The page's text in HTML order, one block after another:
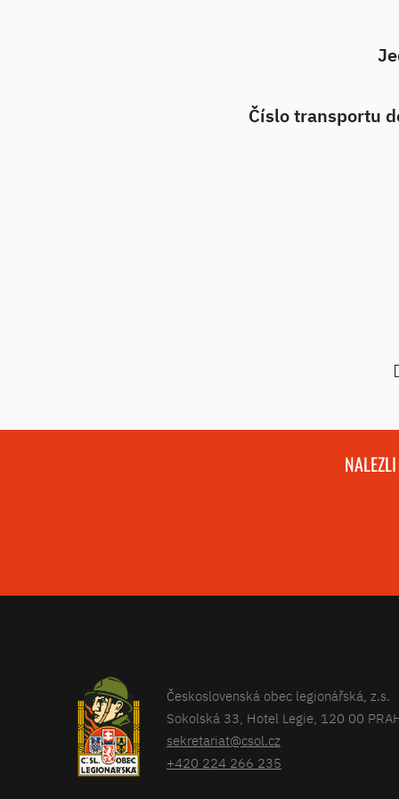
Číslo transportu
Československá obec legionářská, z.s.
Sokolská 33, Hotel Legie, 120 00
sekretariat@csol.cz
+420 224 266 235